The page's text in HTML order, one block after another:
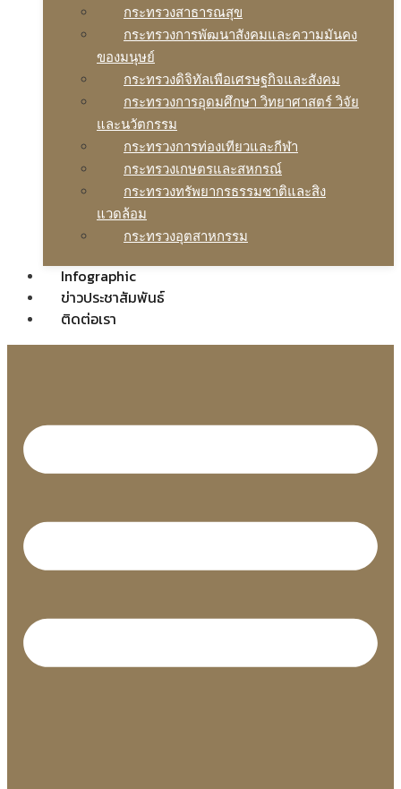
กระทรวงสาธารณสุข
กระทรวงการพัฒนาสังคมและความมันคง
ของมนุษย์
กระทรวงดิจิทัลเพือเศรษฐกิจและสังคม
กระทรวงการอุดมศึกษา วิทยาศาสตร์ วิจัย
และนวัตกรรม
กระทรวงการท่องเทียวและกีฬา
กระทรวงเกษตรและสหกรณ์
กระทรวงทรัพยากรธรรมชาติและสิง
แวดล้อม
กระทรวงอุตสาหกรรม
Infographic
ข่าวประชาสัมพันธ์
ติดต่อเรา